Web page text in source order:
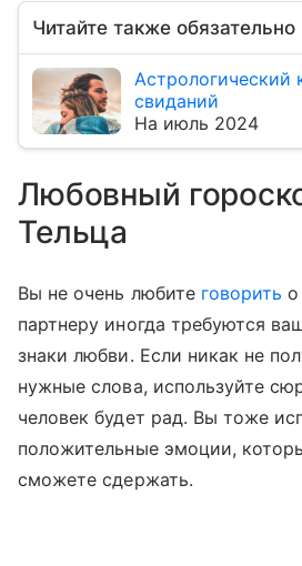
Читайте также обязательно
Астрологический
свиданий
На июль 2024
Любовный
Тельца
Вы не очень любите говорить о
партнеру иногда требуются
знаки любви. Если никак не
нужные слова, используйте
человек будет рад. Вы тоже
положительные эмоции,
сможете сдержать.